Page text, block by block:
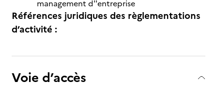
management d''entreprise
Références juridiques des règlementations
d’activité :
Voie d’accès